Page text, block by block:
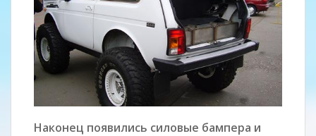
Наконец появились силовые бампера и